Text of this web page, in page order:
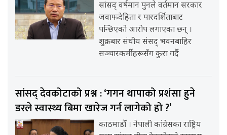
सांसद् वर्षमान पुनले वर्तमान सरकार
जवाफदेहिता र पारदर्शिताबाट
पन्छिएको आरोप लगाएका छन् ।
शुक्रबार संघीय संसद् भवनबाहिर
सञ्चारकर्मीहरूसँग कुरा गर्दै
सांसद् देवकोटाको प्रश्न : ‘गगन थापाको प्रशंसा हुने
डरले स्वास्थ्य बिमा खारेज गर्न लागेको हो ?’
काठमाडौँ । नेपाली कांग्रेसका राष्ट्रिय